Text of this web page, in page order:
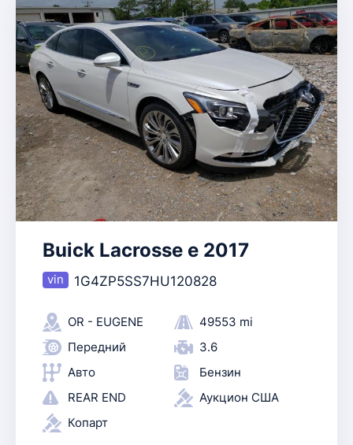
Buick Lacrosse e 2017
1G4ZP5SS7HU120828
OR - EUGENE
49553 mi
Передний
3.6
Авто
Бензин
REAR END
Аукцион США
Копарт